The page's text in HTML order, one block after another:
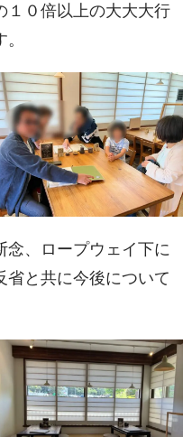
１０倍以上の大大大行
念、ロープウェイ下に
省と共に今後について